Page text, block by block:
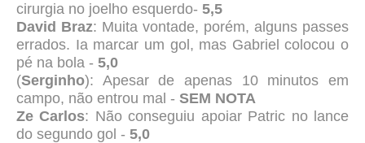
cirurgia no joelho esquerdo- 5,5
David Braz: Muita vontade, porém, alguns passes
errados. Ia marcar um gol, mas Gabriel colocou o
pé na bola - 5,0
(Serginho): Apesar de apenas 10 minutos em
campo, não entrou mal - SEM NOTA
Ze Carlos: Não conseguiu apoiar Patric no lance
do segundo gol - 5,0